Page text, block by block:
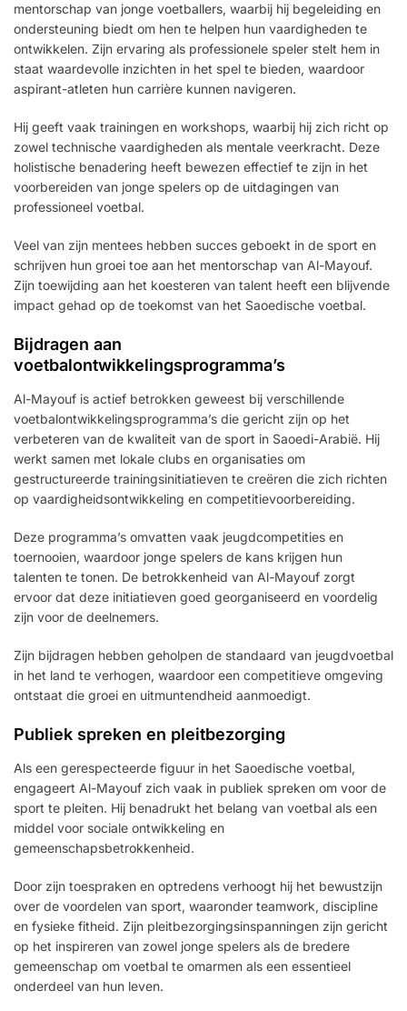
mentorschap van jonge voetballers, waarbij hij begeleiding en
ondersteuning biedt om hen te helpen hun vaardigheden te
ontwikkelen. Zijn ervaring als professionele speler stelt hem in
staat waardevolle inzichten in het spel te bieden, waardoor
aspirant-atleten hun carrière kunnen navigeren.
Hij geeft vaak trainingen en workshops, waarbij hij zich richt op
zowel technische vaardigheden als mentale veerkracht. Deze
holistische benadering heeft bewezen effectief te zijn in het
voorbereiden van jonge spelers op de uitdagingen van
professioneel voetbal.
Veel van zijn mentees hebben succes geboekt in de sport en
schrijven hun groei toe aan het mentorschap van Al-Mayouf.
Zijn toewijding aan het koesteren van talent heeft een blijvende
impact gehad op de toekomst van het Saoedische voetbal.
Bijdragen aan
voetbalontwikkelingsprogramma’s
Al-Mayouf is actief betrokken geweest bij verschillende
voetbalontwikkelingsprogramma’s die gericht zijn op het
verbeteren van de kwaliteit van de sport in Saoedi-Arabië. Hij
werkt samen met lokale clubs en organisaties om
gestructureerde trainingsinitiatieven te creëren die zich richten
op vaardigheidsontwikkeling en competitievoorbereiding.
Deze programma’s omvatten vaak jeugdcompetities en
toernooien, waardoor jonge spelers de kans krijgen hun
talenten te tonen. De betrokkenheid van Al-Mayouf zorgt
ervoor dat deze initiatieven goed georganiseerd en voordelig
zijn voor de deelnemers.
Zijn bijdragen hebben geholpen de standaard van jeugdvoetbal
in het land te verhogen, waardoor een competitieve omgeving
ontstaat die groei en uitmuntendheid aanmoedigt.
Publiek spreken en pleitbezorging
Als een gerespecteerde figuur in het Saoedische voetbal,
engageert Al-Mayouf zich vaak in publiek spreken om voor de
sport te pleiten. Hij benadrukt het belang van voetbal als een
middel voor sociale ontwikkeling en
gemeenschapsbetrokkenheid.
Door zijn toespraken en optredens verhoogt hij het bewustzijn
over de voordelen van sport, waaronder teamwork, discipline
en fysieke fitheid. Zijn pleitbezorgingsinspanningen zijn gericht
op het inspireren van zowel jonge spelers als de bredere
gemeenschap om voetbal te omarmen als een essentieel
onderdeel van hun leven.